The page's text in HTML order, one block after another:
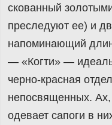
скованный
преследуют ее) и
напоминающий
— «Когти» —
черно-красная
непосвященных.
одевает сапоги в